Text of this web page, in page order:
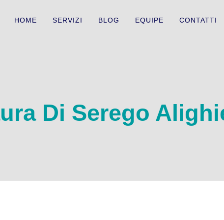
HOME SERVIZI BLOG EQUIPE CONTATTI
Di Serego